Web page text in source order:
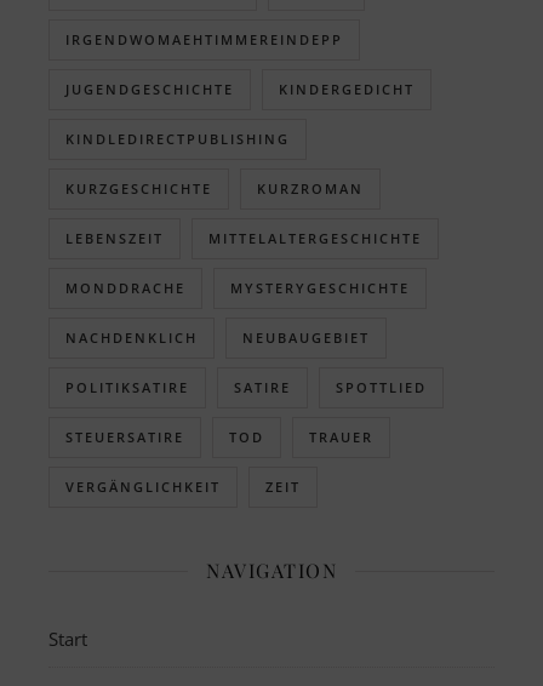
IRGENDWOMAEHTIMMEREINDEPP
JUGENDGESCHICHTE KINDERGEDICHT
KINDLEDIRECTPUBLISHING
KURZGESCHICHTE KURZROMAN
LEBENSZEIT MITTELALTERGESCHICHTE
MONDDRACHE MYSTERYGESCHICHTE
NACHDENKLICH NEUBAUGEBIET
POLITIKSATIRE SATIRE SPOTTLIED
STEUERSATIRE TOD TRAUER
VERGÄNGLICHKEIT ZEIT
NAVIGATION
Start